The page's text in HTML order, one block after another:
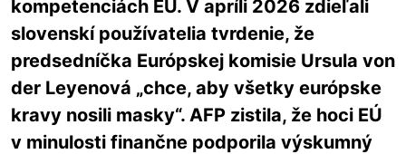
kompetenciách EÚ. V apríli 2026 zdieľali
slovenskí používatelia tvrdenie, že
predsedníčka Európskej komisie Ursula von
der Leyenová „chce, aby všetky európske
kravy nosili masky“. AFP zistila, že hoci EÚ
v minulosti finančne podporila výskumný